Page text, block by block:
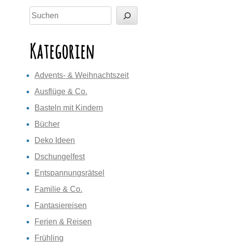
Suchen
Kategorien
Advents- & Weihnachtszeit
Ausflüge & Co.
Basteln mit Kindern
Bücher
Deko Ideen
Dschungelfest
Entspannungsrätsel
Familie & Co.
Fantasiereisen
Ferien & Reisen
Frühling